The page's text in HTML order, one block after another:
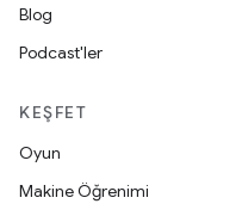
Blog
Podcast'ler
KEŞFET
Oyun
Makine Öğrenimi